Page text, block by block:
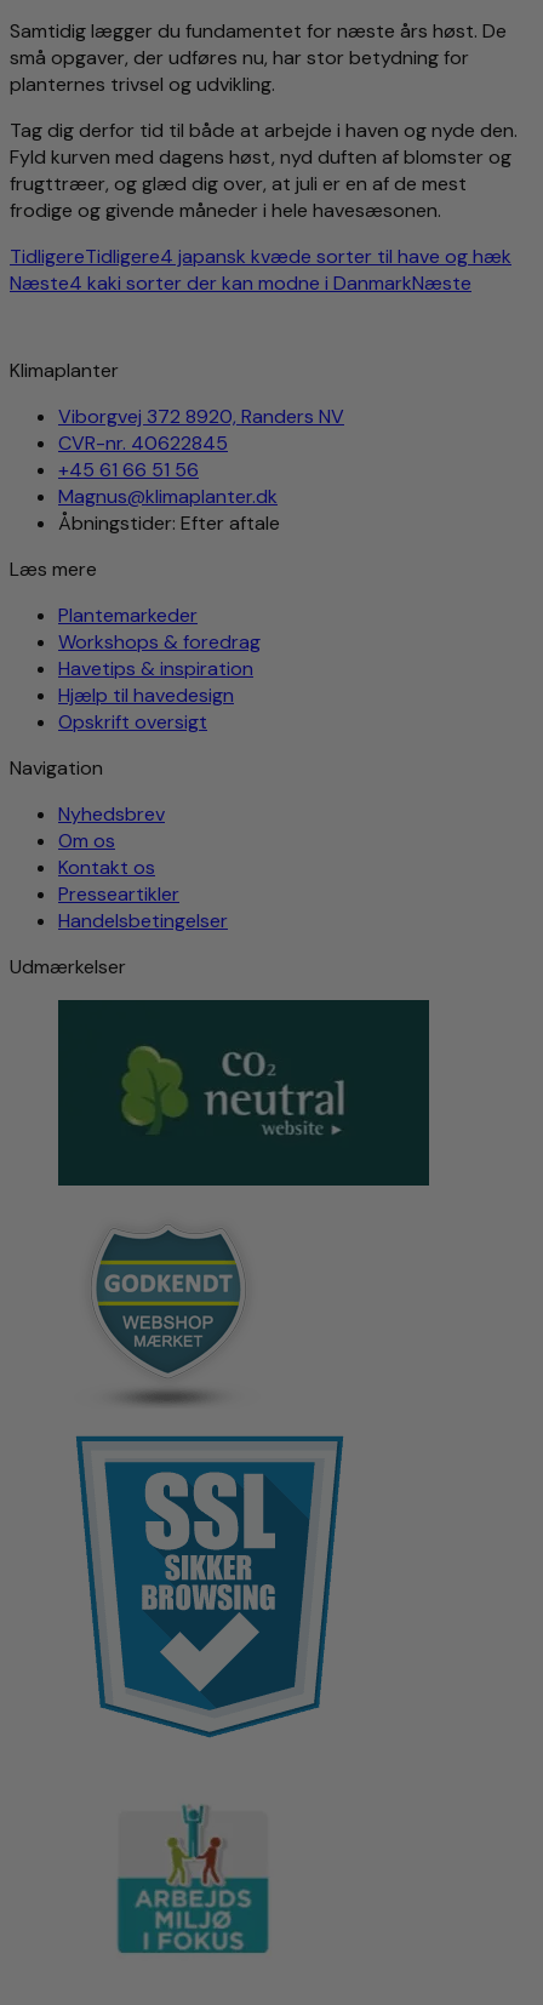
Samtidig lægger du fundamentet for næste års høst. De
små opgaver, der udføres nu, har stor betydning for
planternes trivsel og udvikling.
Tag dig derfor tid til både at arbejde i haven og nyde den.
Fyld kurven med dagens høst, nyd duften af blomster og
frugttræer, og glæd dig over, at juli er en af de mest
frodige og givende måneder i hele havesæsonen.
TidligereTidligere4 japansk kvæde sorter til have og hæk
Næste4 kaki sorter der kan modne i DanmarkNæste
Klimaplanter
Viborgvej 372 8920, Randers NV
CVR-nr. 40622845
+45 61 66 51 56
Magnus@klimaplanter.dk
Åbningstider: Efter aftale
Læs mere
Plantemarkeder
Workshops & foredrag
Havetips & inspiration
Hjælp til havedesign
Opskrift oversigt
Navigation
Nyhedsbrev
Om os
Kontakt os
Presseartikler
Handelsbetingelser
Udmærkelser